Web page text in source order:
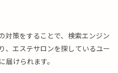
対策をすることで、検索エンジン
、エステサロンを探しているユー
届けられます。